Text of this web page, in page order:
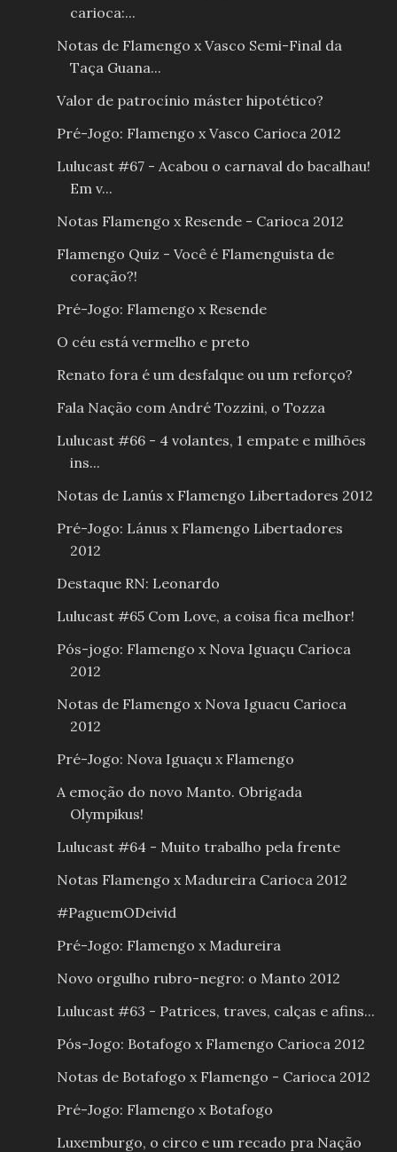
carioca:...
Notas de Flamengo x Vasco Semi-Final da
Taça Guana...
Valor de patrocínio máster hipotético?
Pré-Jogo: Flamengo x Vasco Carioca 2012
Lulucast #67 - Acabou o carnaval do bacalhau!
Em v...
Notas Flamengo x Resende - Carioca 2012
Flamengo Quiz - Você é Flamenguista de
coração?!
Pré-Jogo: Flamengo x Resende
O céu está vermelho e preto
Renato fora é um desfalque ou um reforço?
Fala Nação com André Tozzini, o Tozza
Lulucast #66 - 4 volantes, 1 empate e milhões
ins...
Notas de Lanús x Flamengo Libertadores 2012
Pré-Jogo: Lánus x Flamengo Libertadores
2012
Destaque RN: Leonardo
Lulucast #65 Com Love, a coisa fica melhor!
Pós-jogo: Flamengo x Nova Iguaçu Carioca
2012
Notas de Flamengo x Nova Iguacu Carioca
2012
Pré-Jogo: Nova Iguaçu x Flamengo
A emoção do novo Manto. Obrigada
Olympikus!
Lulucast #64 - Muito trabalho pela frente
Notas Flamengo x Madureira Carioca 2012
#PaguemODeivid
Pré-Jogo: Flamengo x Madureira
Novo orgulho rubro-negro: o Manto 2012
Lulucast #63 - Patrices, traves, calças e afins...
Pós-Jogo: Botafogo x Flamengo Carioca 2012
Notas de Botafogo x Flamengo - Carioca 2012
Pré-Jogo: Flamengo x Botafogo
Luxemburgo, o circo e um recado pra Nação